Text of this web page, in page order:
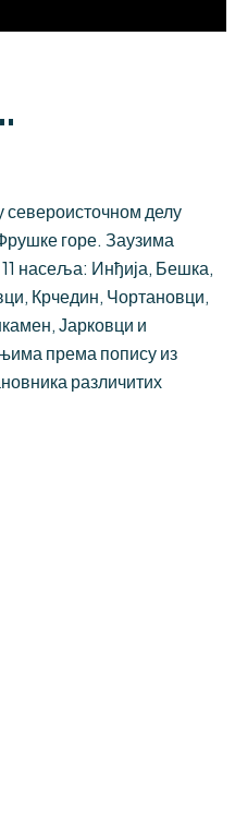
делу
горе. Заузима
насеља: Инђија, Бешка,
Крчедин, Чортановци,
Јарковци и
према попису из
различитих